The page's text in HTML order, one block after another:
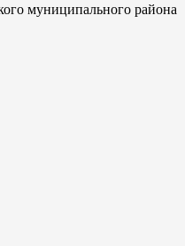
муниципального района